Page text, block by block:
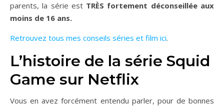
parents, la série est TRÈS fortement déconseillée aux
moins de 16 ans.
Retrouvez tous mes conseils séries et film ici.
L’histoire de la série Squid
Game sur Netflix
Vous en avez forcément entendu parler, pour de bonnes